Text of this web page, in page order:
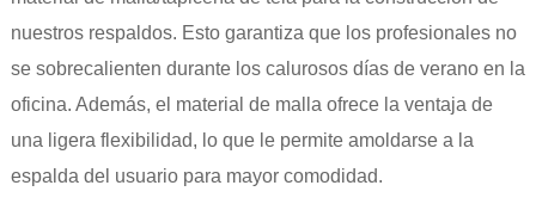
nuestros respaldos. Esto garantiza que los profesionales no
se sobrecalienten durante los calurosos días de verano en la
oficina. Además, el material de malla ofrece la ventaja de
una ligera flexibilidad, lo que le permite amoldarse a la
espalda del usuario para mayor comodidad.